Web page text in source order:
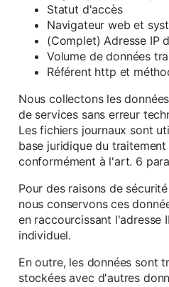
Statut d'accès
Navigateur web et
(Complet) Adresse IP
Volume de données
Référent http et
Nous collectons les
de services sans erreur
Les fichiers journaux sont
base juridique du
conformément à l'art. 6
Pour des raisons de
nous conservons ces
en raccourcissant l'adresse
individuel.
En outre, les données sont
stockées avec d'autres